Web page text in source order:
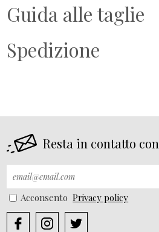
Guida alle taglie
Spedizione
Resta in contatto
Acconsento Privacy policy